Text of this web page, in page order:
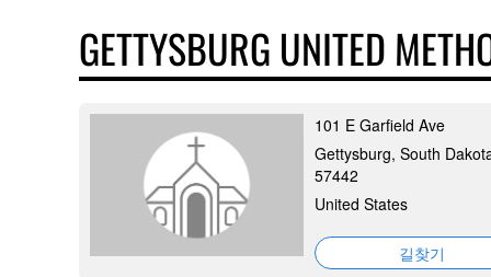
GETTYSBURG UNITED
101 E Garfield Ave
Gettysburg, South
57442
United States
길찾기